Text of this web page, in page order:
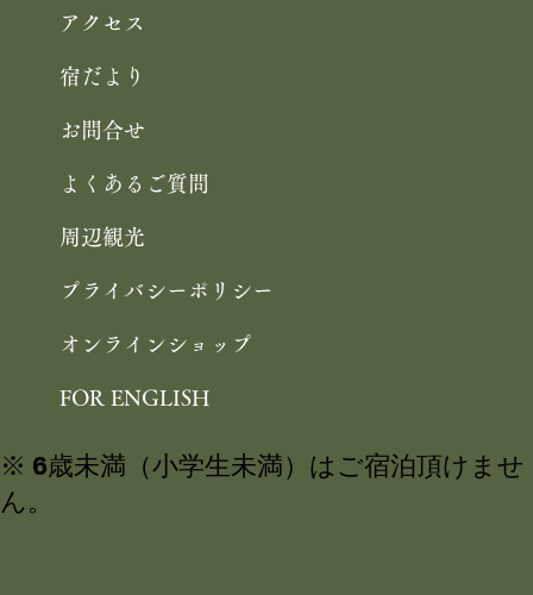
アクセス
宿だより
お問合せ
よくあるご質問
周辺観光
プライバシーポリシー
オンラインショップ
FOR ENGLISH
※ 6歳未満（小学生未満）はご宿泊頂けませ
ん。